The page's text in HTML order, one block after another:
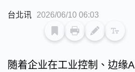
台北讯 2026/06/10 06:03
随着企业在工业控制、边缘